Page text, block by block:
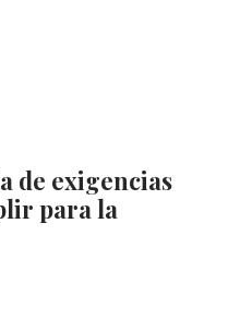
de exigencias
para la